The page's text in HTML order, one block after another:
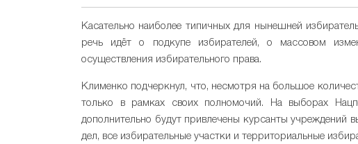
Касательно наиболее типичных для нынешней
речь идёт о подкупе избирателей, о массовом
осуществления избирательного права.
Клименко подчеркнул, что, несмотря на большое
только в рамках своих полномочий. На выборах
дополнительно будут привлечены курсанты учреждений
дел, все избирательные участки и территориальные